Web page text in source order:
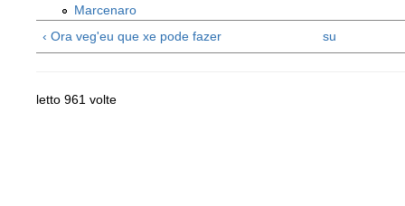
Marcenaro
‹ Ora veg'eu que xe pode fazer
su
letto 961 volte